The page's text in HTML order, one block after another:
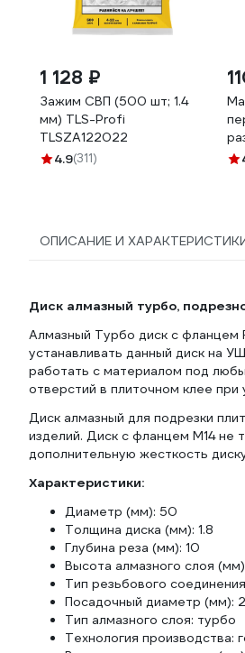
1 128 ₽
Зажим СВП (500 шт; 1.4
мм) TLS-Profi
TLSZA122022
4.9(311)
ОПИСАНИЕ И
Диск алмазный турбо,
Алмазный Турбо диск с фланцем
устанавливать данный диск на
работать с материалом под
отверстий в плиточном клее при
Диск алмазный для подрезки
изделий. Диск с фланцем М14 не
дополнительную жесткость
Характеристики:
Диаметр (мм): 50
Толщина диска (мм): 1.8
Глубина реза (мм): 10
Высота алмазного слоя
Тип резьбового
Посадочный диаметр (мм):
Тип алмазного слоя: турбо
Технология производства: